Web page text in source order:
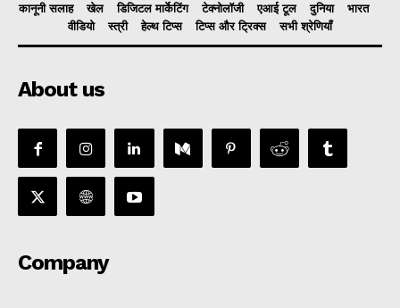
कानूनी सलाह खेल डिजिटल मार्केटिंग टेक्नोलॉजी एआई टूल दुनिया
भारत
वीडियो
स्त्री हेल्थ टिप्स टिप्स और ट्रिक्स सभी श्रेणियाँ
About us
Company